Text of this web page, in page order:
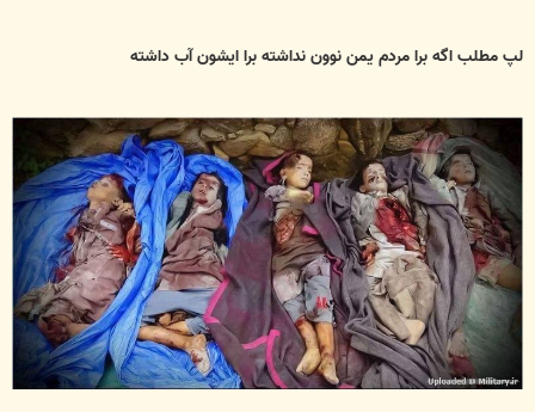
لپ مطلب اگه برا مردم یمن نوون نداشته برا ایشون آب داشته